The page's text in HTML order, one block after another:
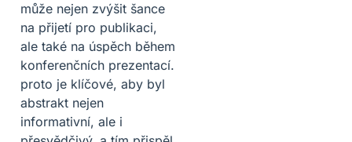
může nejen zvýšit šance
na přijetí pro publikaci,
ale také na úspěch během
konferenčních prezentací.
proto je klíčové, aby byl
abstrakt nejen
informativní, ale i